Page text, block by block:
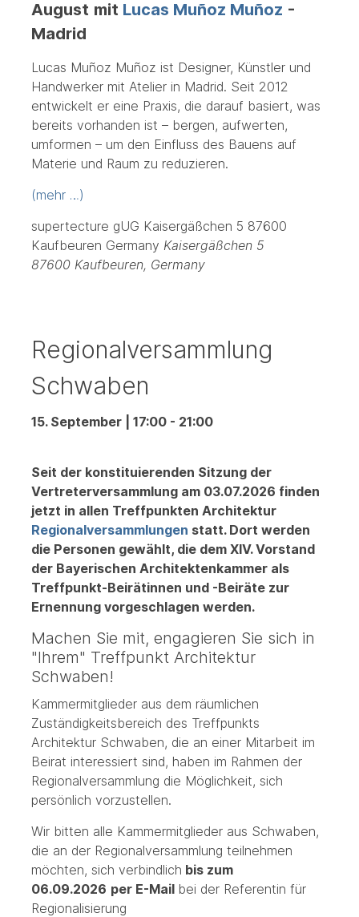
August mit Lucas Muñoz Muñoz -
Madrid
Lucas Muñoz Muñoz ist Designer, Künstler und
Handwerker mit Atelier in Madrid. Seit 2012
entwickelt er eine Praxis, die darauf basiert, was
bereits vorhanden ist – bergen, aufwerten,
umformen – um den Einfluss des Bauens auf
Materie und Raum zu reduzieren.
(mehr …)
supertecture gUG Kaisergäßchen 5 87600
Kaufbeuren Germany Kaisergäßchen 5
87600 Kaufbeuren, Germany
Regionalversammlung
Schwaben
15. September | 17:00- 21:00
Seit der konstituierenden Sitzung der
Vertreterversammlung am 03.07.2026 finden
jetzt in allen Treffpunkten Architektur
Regionalversammlungen statt. Dort werden
die Personen gewählt, die dem XIV. Vorstand
der Bayerischen Architektenkammer als
Treffpunkt-Beirätinnen und -Beiräte zur
Ernennung vorgeschlagen werden.
Machen Sie mit, engagieren Sie sich in
"Ihrem" Treffpunkt Architektur
Schwaben!
Kammermitglieder aus dem räumlichen
Zuständigkeitsbereich des Treffpunkts
Architektur Schwaben, die an einer Mitarbeit im
Beirat interessiert sind, haben im Rahmen der
Regionalversammlung die Möglichkeit, sich
persönlich vorzustellen.
Wir bitten alle Kammermitglieder aus Schwaben,
die an der Regionalversammlung teilnehmen
möchten, sich verbindlich bis zum
06.09.2026 per E-Mail bei der Referentin für
Regionalisierung